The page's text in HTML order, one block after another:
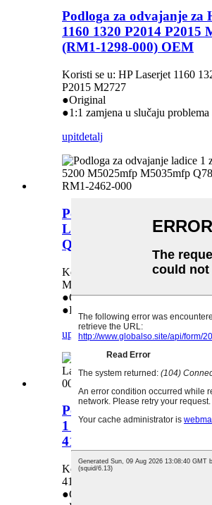
Podloga za odvajanje za
1160 1320 P2014 P2015
(RM1-1298-000) OEM
Koristi se u: HP Laserjet 1160
P2015 M2727
●Original
●1:1 zamjena u slučaju
upitdetalj
Podloga za odvajanje
LaserJet 5200 M5025mfp
Q7829-67927 RM1-2462-
Koristi se u: HP LaserJet 5200
M5035mfp Q7829-67927 RM1-
●Original
●Direktna prodaja iz fabrike
upitdetalj
Podloga za odvajanje
1 za HP Laserjet 4000
4101mfp RG5-5281-000
Koristi se u: HP Laserjet 4000
4101mfp RG5-5281-000
●Original